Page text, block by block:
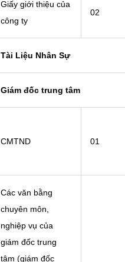
Giấy giới thiệu của
công ty
02
Tài Liệu Nhân Sự
Giám đốc trung tâm
CMTND 01
Các văn bằng
chuyên môn,
nghiệp vụ của
giám đốc trung
tâm (giám đốc